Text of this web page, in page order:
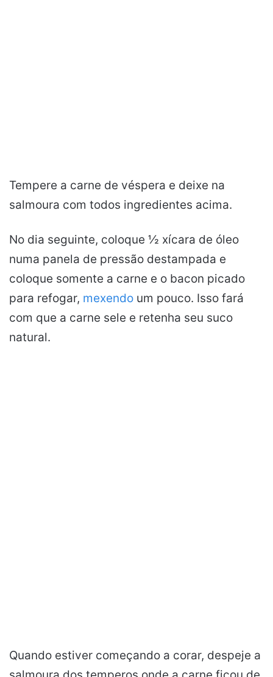
Tempere a carne de véspera e deixe na
salmoura com todos ingredientes acima.
No dia seguinte, coloque ½ xícara de óleo
numa panela de pressão destampada e
coloque somente a carne e o bacon picado
para refogar, mexendo um pouco. Isso fará
com que a carne sele e retenha seu suco
natural.
Quando estiver começando a corar, despeje a